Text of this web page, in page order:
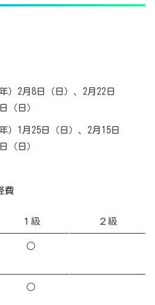
）2月8日（日）、2月22日
（日）
）1月25日（日）、2月15日
（日）
費
１級 ２級
○
○